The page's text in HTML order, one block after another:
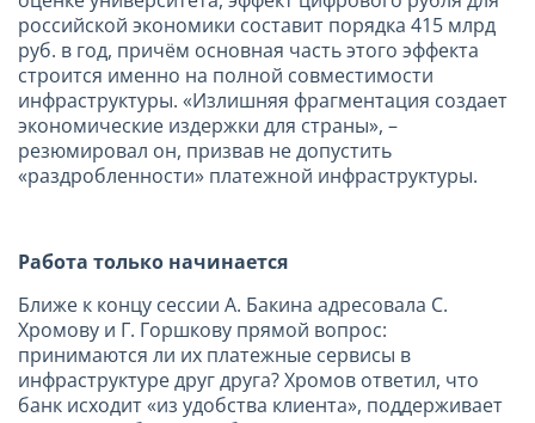
российской экономики составит порядка 415 млрд
руб. в год, причём основная часть этого эффекта
строится именно на полной совместимости
инфраструктуры. «Излишняя фрагментация создает
экономические издержки для страны», –
резюмировал он, призвав не допустить
«раздробленности» платежной инфраструктуры.
Работа только начинается
Ближе к концу сессии А. Бакина адресовала С.
Хромову и Г. Горшкову прямой вопрос:
принимаются ли их платежные сервисы в
инфраструктуре друг друга? Хромов ответил, что
банк исходит «из удобства клиента», поддерживает